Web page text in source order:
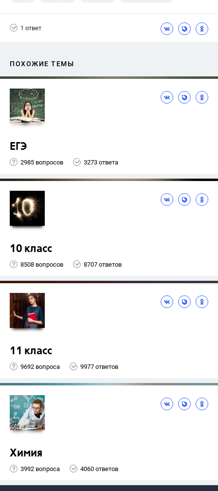
1 ответ
ПОХОЖИЕ ТЕМЫ
ЕГЭ
2985 вопросов 3273 ответа
10 класс
8508 вопросов 8707 ответов
11 класс
9692 вопроса 9977 ответов
Химия
3992 вопроса 4060 ответов